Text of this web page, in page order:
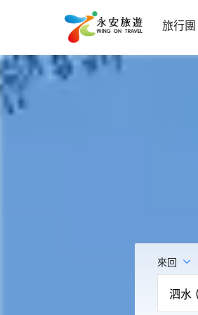
旅行團
來回